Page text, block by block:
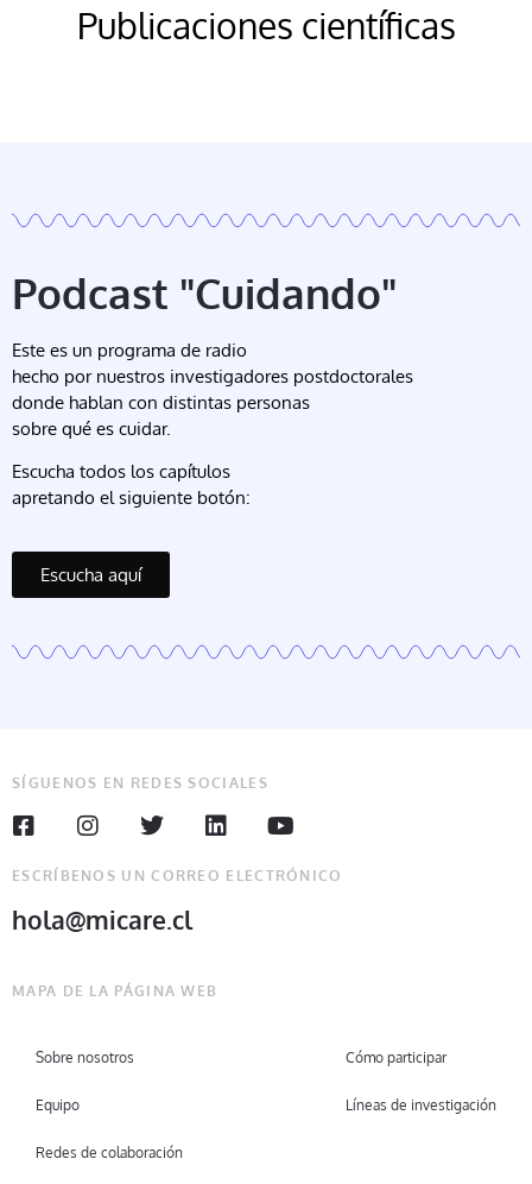
Publicaciones científicas
Podcast "Cuidando"
Este es un programa de radio
hecho por nuestros investigadores postdoctorales
donde hablan con distintas personas
sobre qué es cuidar.
Escucha todos los capítulos
apretando el siguiente botón:
Escucha aquí
SÍGUENOS EN REDES SOCIALES
ESCRÍBENOS UN CORREO ELECTRÓNICO
hola@micare.cl
MAPA DE LA PÁGINA WEB
Sobre nosotros
Equipo
Redes de colaboración
Cómo participar
Líneas de investigación